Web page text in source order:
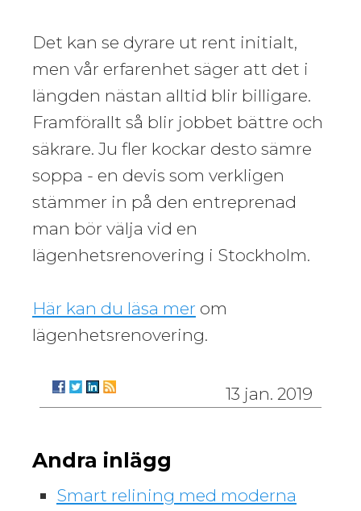
Det kan se dyrare ut rent initialt,
men vår erfarenhet säger att det i
längden nästan alltid blir billigare.
Framförallt så blir jobbet bättre och
säkrare. Ju fler kockar desto sämre
soppa - en devis som verkligen
stämmer in på den entreprenad
man bör välja vid en
lägenhetsrenovering i Stockholm.
Här kan du läsa mer om
lägenhetsrenovering.
13 jan. 2019
Andra inlägg
Smart relining med moderna